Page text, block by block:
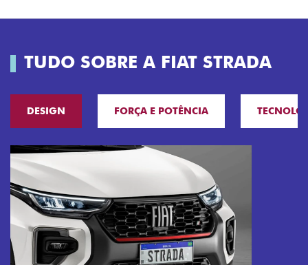
TUDO SOBRE A FIAT STRADA
DESIGN FORÇA E POTÊNCIA